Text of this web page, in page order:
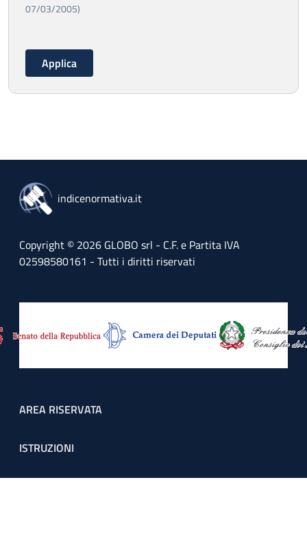
07/03/2005)
indicenormativa.it
Copyright © 2026 GLOBO srl - C.F. e Partita IVA
02598580161 - Tutti i diritti riservati
Footer menu
AREA RISERVATA
ISTRUZIONI